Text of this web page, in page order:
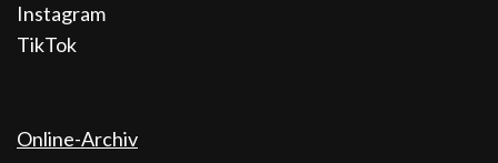
Instagram
TikTok
Online-Archiv